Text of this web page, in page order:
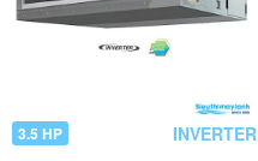
3.5 HP INVERTER